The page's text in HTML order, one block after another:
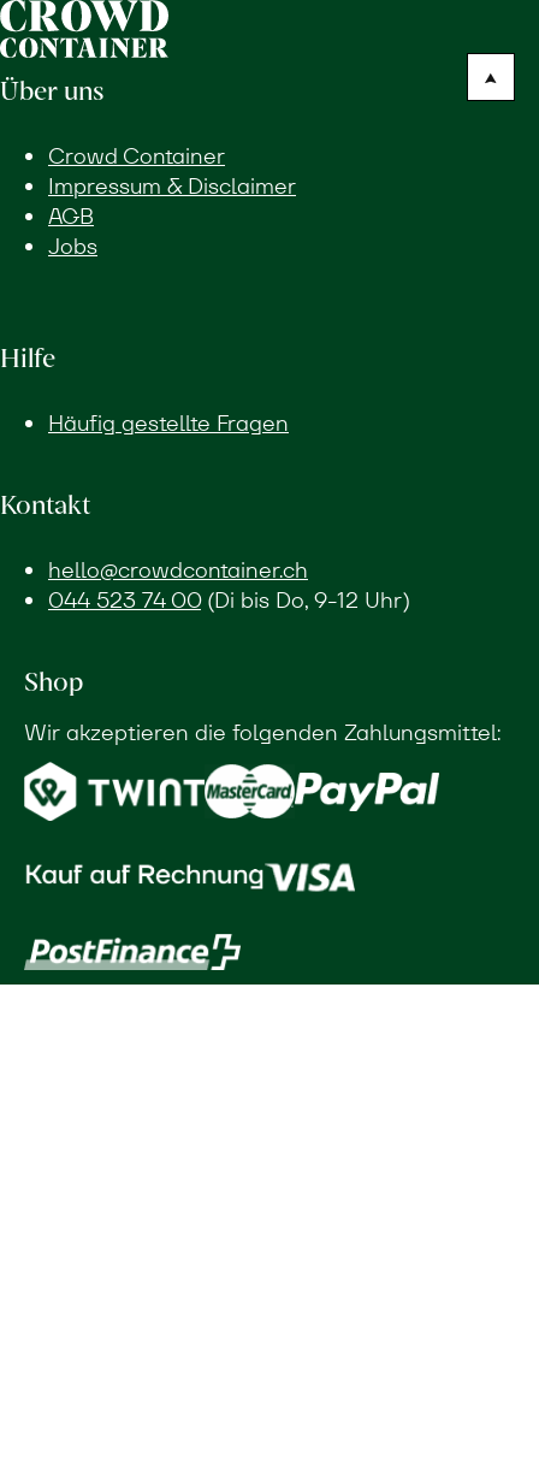
Über uns
Crowd Container
Impressum & Disclaimer
AGB
Jobs
Hilfe
Häufig gestellte Fragen
Kontakt
hello@crowdcontainer.ch
044 523 74 00(Di bis Do, 9-12 Uhr)
Shop
Wir akzeptieren die folgenden Zahlungsmittel: